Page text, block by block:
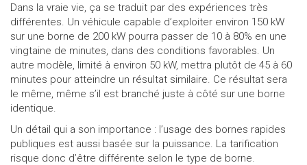
Dans la vraie vie, ça se traduit par des expériences très
différentes. Un véhicule capable d’exploiter environ 150 kW
sur une borne de 200 kW pourra passer de 10 à 80% en une
vingtaine de minutes, dans des conditions favorables. Un
autre modèle, limité à environ 50 kW, mettra plutôt de 45 à 60
minutes pour atteindre un résultat similaire. Ce résultat sera
le même, même s’il est branché juste à côté sur une borne
identique.
​Un détail qui a son importance : l’usage des bornes rapides
publiques est aussi basée sur la puissance. La tarification
risque donc d’être différente selon le type de borne.